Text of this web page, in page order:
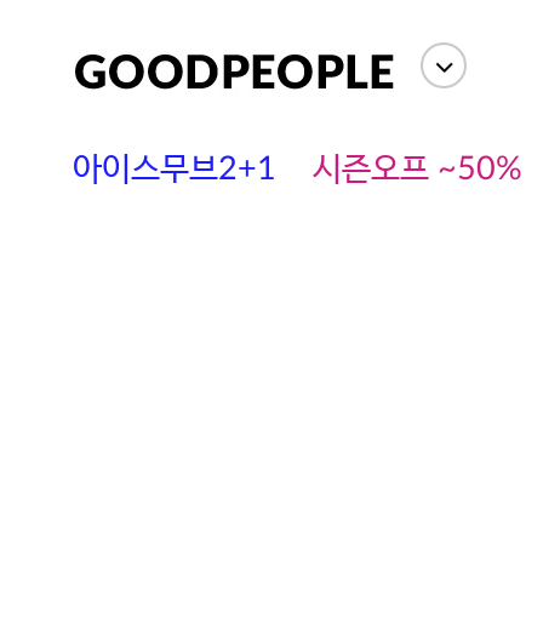
아이스무브2+1 시즌오프 ~50%